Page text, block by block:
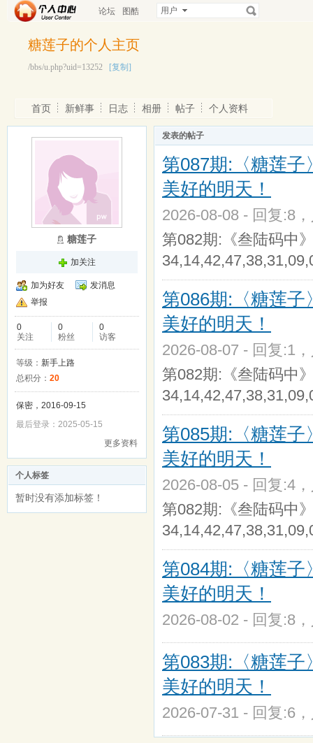
论坛 图酷 用户
糖莲子的个人主页
/bbs/u.php?uid=13252 [复制]
首页 新鲜事 日志 相册 帖子 个人资料
糖莲子
加关注
加为好友
发消息
举报
0
关注
0
粉丝
0
访客
等级： 新手上路
总积分： 20
保密，2016-09-15
最后登录：2025-05-15
更多资料
个人标签
暂时没有添加标签！
发表的帖子
第087期:〈糖莲
美好的明天！
2026-08-08 - 回复:8
第082期:《叁陆码中
第086期:〈糖莲
美好的明天！
2026-08-07 - 回复:1
第082期:《叁陆码中
第085期:〈糖莲
美好的明天！
2026-08-05 - 回复:4
第082期:《叁陆码中
第084期:〈糖莲
美好的明天！
2026-08-02 - 回复:8
第083期:〈糖莲
美好的明天！
2026-07-31 - 回复:6